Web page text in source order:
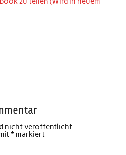
nicht veröffentlicht.
*markiert